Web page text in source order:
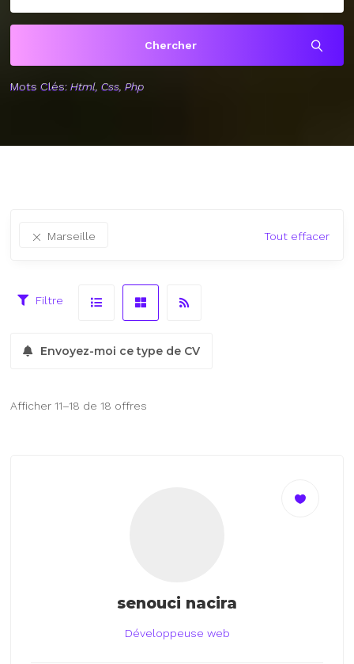
Chercher
Mots Clés:Html, Css, Php
Marseille Tout effacer
Filtre
Envoyez-moi ce type de CV
Afficher 11–18 de 18 offres
senouci nacira
Développeuse web